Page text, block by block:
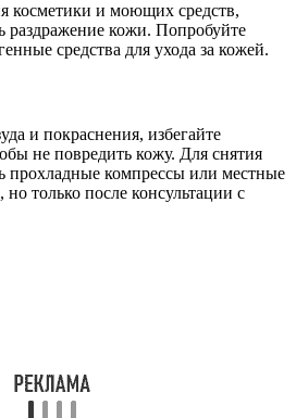
косметики и моющих средств,
раздражение кожи. Попробуйте
средства для ухода за кожей.
и покраснения, избегайте
не повредить кожу. Для снятия
прохладные компрессы или местные
но только после консультации с